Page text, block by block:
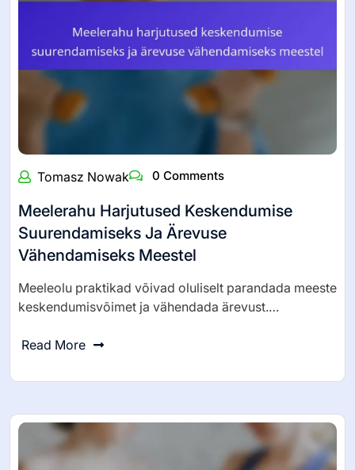
Tomasz Nowak 0 Comments
Meelerahu Harjutused Keskendumise
Suurendamiseks Ja Ärevuse
Vähendamiseks Meestel
Meeleolu praktikad võivad oluliselt parandada meeste
keskendumisvõimet ja vähendada ärevust.…
Read More